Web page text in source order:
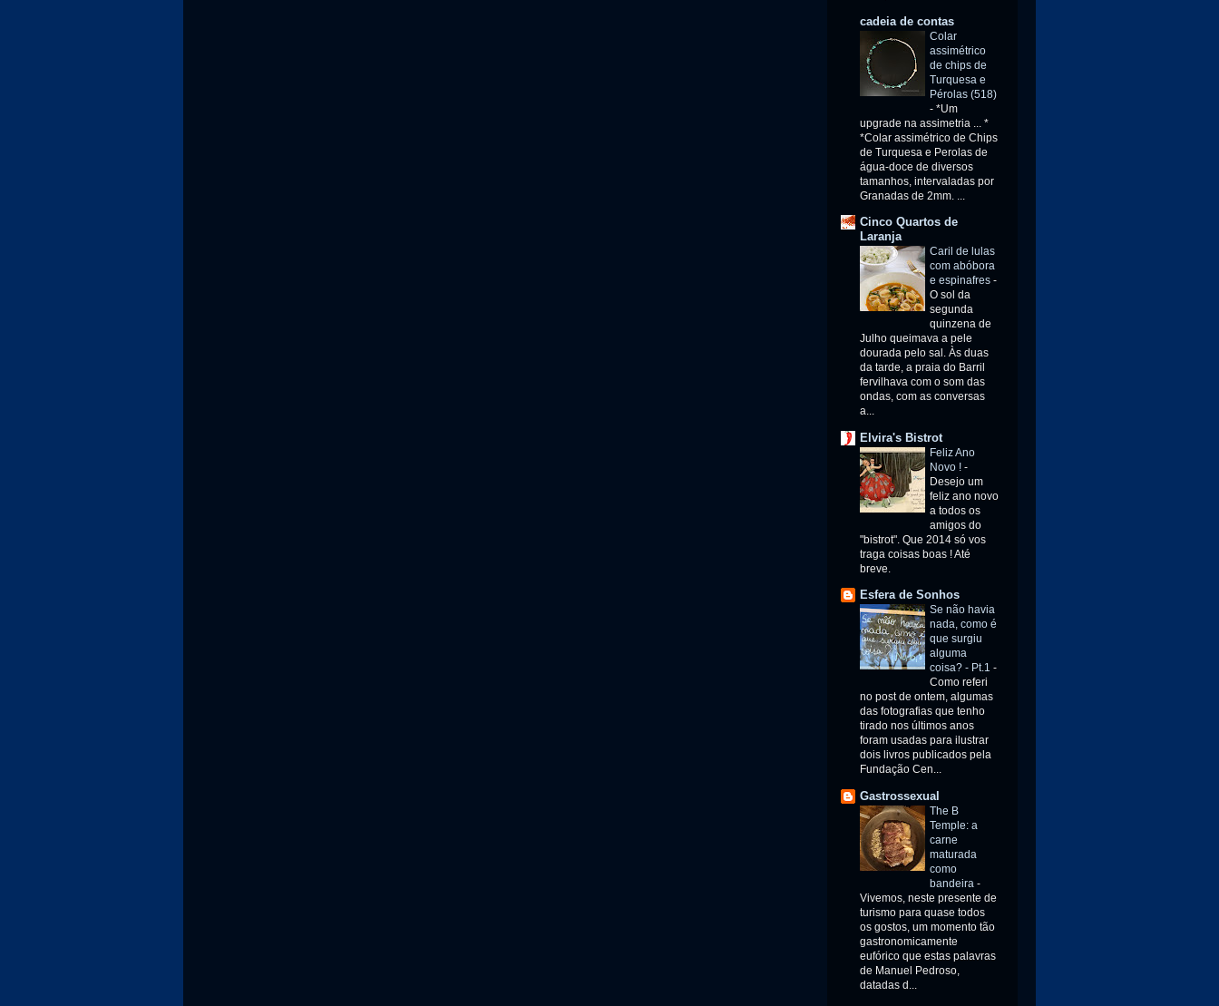
cadeia de contas
Colar
assimétrico
de chips de
Turquesa e
Pérolas (518)
- *Um
upgrade na assimetria ... *
*Colar assimétrico de Chips
de Turquesa e Perolas de
água-doce de diversos
tamanhos, intervaladas por
Granadas de 2mm. ...
Cinco Quartos de
Laranja
Caril de lulas
com abóbora
e espinafres -
O sol da
segunda
quinzena de
Julho queimava a pele
dourada pelo sal. Às duas
da tarde, a praia do Barril
fervilhava com o som das
ondas, com as conversas
a...
Elvira's Bistrot
Feliz Ano
Novo ! -
Desejo um
feliz ano novo
a todos os
amigos do
"bistrot". Que 2014 só vos
traga coisas boas ! Até
breve.
Esfera de Sonhos
Se não havia
nada, como é
que surgiu
alguma
coisa? - Pt.1 -
Como referi
no post de ontem, algumas
das fotografias que tenho
tirado nos últimos anos
foram usadas para ilustrar
dois livros publicados pela
Fundação Cen...
Gastrossexual
The B
Temple: a
carne
maturada
como
bandeira -
Vivemos, neste presente de
turismo para quase todos
os gostos, um momento tão
gastronomicamente
eufórico que estas palavras
de Manuel Pedroso,
datadas d...